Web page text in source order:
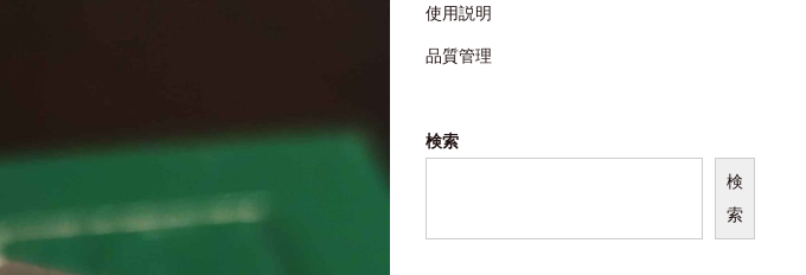
使用説明
品質管理
検索
検
索